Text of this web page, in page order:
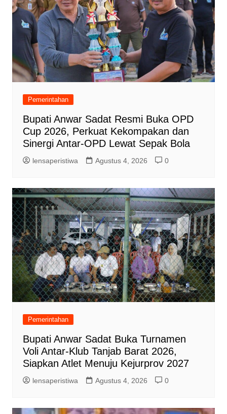
Pemerintahan
Bupati Anwar Sadat Resmi Buka OPD
Cup 2026, Perkuat Kekompakan dan
Sinergi Antar-OPD Lewat Sepak Bola
lensaperistiwa Agustus 4, 2026 0
Pemerintahan
Bupati Anwar Sadat Buka Turnamen
Voli Antar-Klub Tanjab Barat 2026,
Siapkan Atlet Menuju Kejurprov 2027
lensaperistiwa Agustus 4, 2026 0